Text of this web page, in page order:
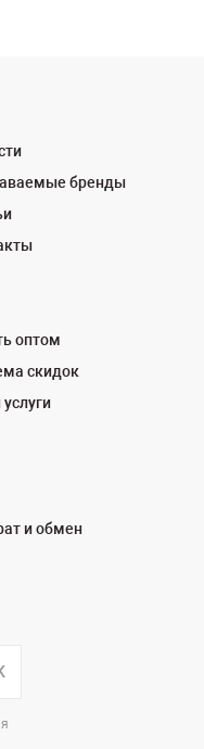
бренды
оптом
скидок
и обмен